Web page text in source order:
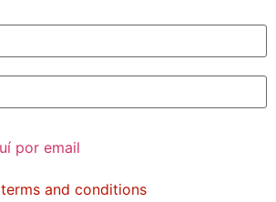
terms and conditions